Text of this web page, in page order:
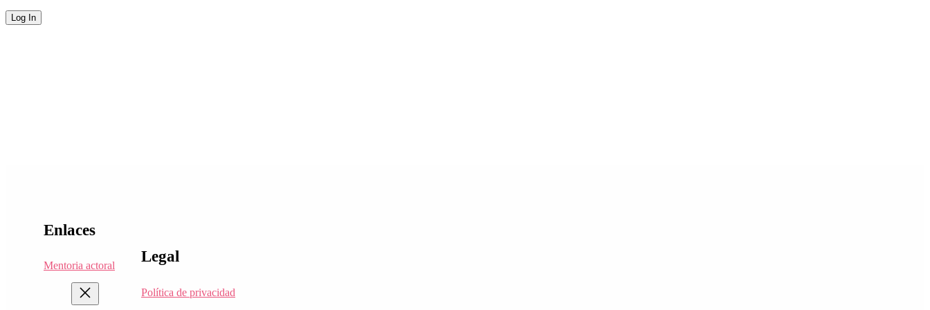
Enlaces
Mentoria actoral
Legal
Política de privacidad